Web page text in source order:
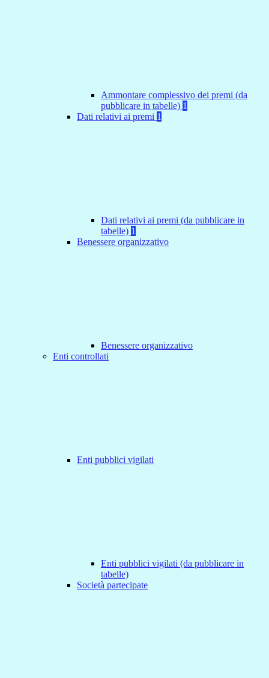
Ammontare complessivo dei premi (da
pubblicare in tabelle) 1
Dati relativi ai premi 1
Dati relativi ai premi (da pubblicare in
tabelle) 1
Benessere organizzativo
Benessere organizzativo
Enti controllati
Enti pubblici vigilati
Enti pubblici vigilati (da pubblicare in
tabelle)
Società partecipate